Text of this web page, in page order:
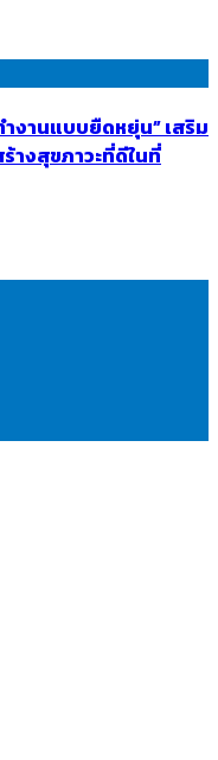
ำงานแบบยืดหยุ่น” เสริม
างสุขภาวะที่ดีในที่